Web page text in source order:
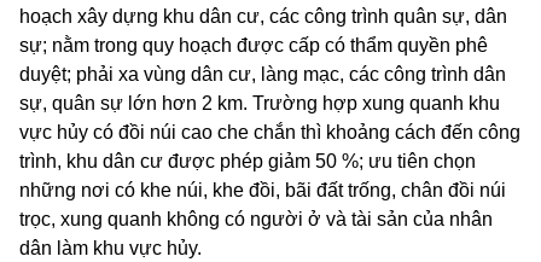
hoạch xây dựng khu dân cư, các công trình quân sự, dân
sự; nằm trong quy hoạch được cấp có thẩm quyền phê
duyệt; phải xa vùng dân cư, làng mạc, các công trình dân
sự, quân sự lớn hơn 2 km. Trường hợp xung quanh khu
vực hủy có đồi núi cao che chắn thì khoảng cách đến công
trình, khu dân cư được phép giảm 50 %; ưu tiên chọn
những nơi có khe núi, khe đồi, bãi đất trống, chân đồi núi
trọc, xung quanh không có người ở và tài sản của nhân
dân làm khu vực hủy.